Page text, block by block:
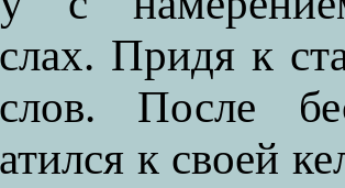
Придя к
После
к своей